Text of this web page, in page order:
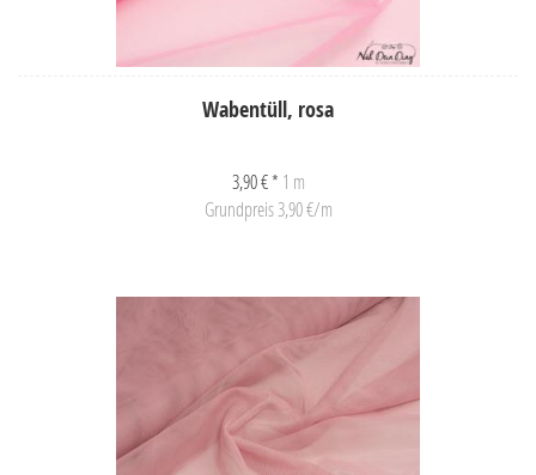
Wabentüll, rosa
3,90 € * 1 m
Grundpreis 3,90 €/m